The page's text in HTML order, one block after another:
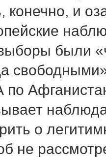
конечно, и
были
о
не